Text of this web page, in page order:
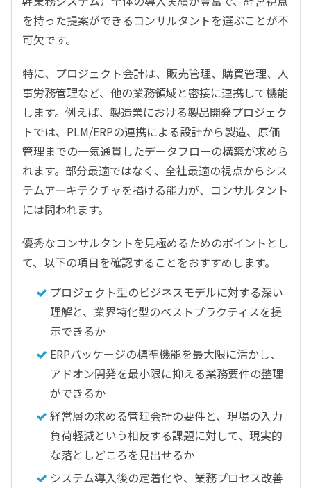
を持った提案ができるコンサルタントを選ぶことが不
可欠です。
特に、プロジェクト会計は、販売管理、購買管理、人
事労務管理など、他の業務領域と密接に連携して機能
します。例えば、製造業における製品開発プロジェク
トでは、PLM/ERPの連携による設計から製造、原価
管理までの一気通貫したデータフローの構築が求めら
れます。部分最適ではなく、全社最適の視点からシス
テムアーキテクチャを描ける能力が、コンサルタント
には問われます。
優秀なコンサルタントを見極めるためのポイントとし
て、以下の項目を確認することをおすすめします。
プロジェクト型のビジネスモデルに対する深い
理解と、業界特化型のベストプラクティスを提
示できるか
ERPパッケージの標準機能を最大限に活かし、
アドオン開発を最小限に抑える業務要件の整理
ができるか
経営層の求める管理会計の要件と、現場の入力
負荷軽減という相反する課題に対して、現実的
な落としどころを見出せるか
システム導入後の定着化や、業務プロセス改善